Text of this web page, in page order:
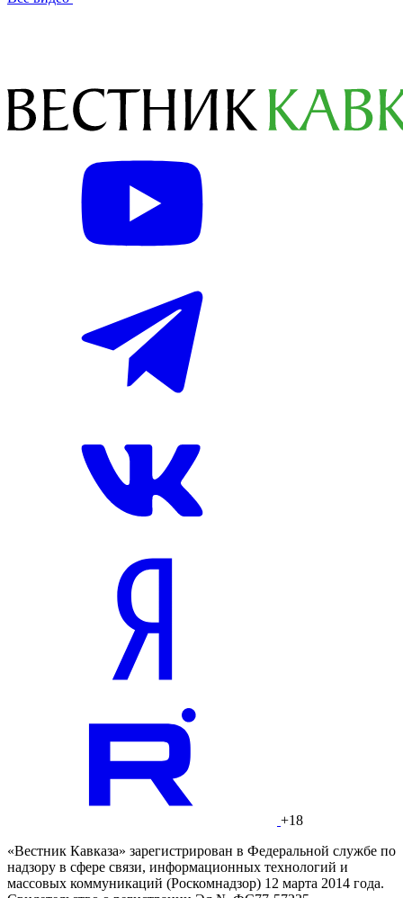
+18
«Вестник Кавказа» зарегистрирован в Федеральной службе по
надзору в сфере связи, информационных технологий и
массовых коммуникаций (Роскомнадзор) 12 марта 2014 года.